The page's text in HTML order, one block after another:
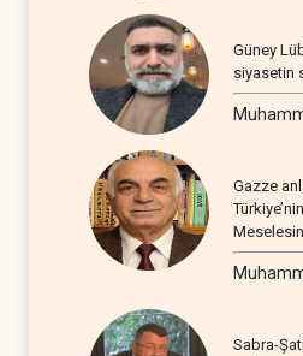
Güney
siyasetin
Gazze
seyir
Sabra-